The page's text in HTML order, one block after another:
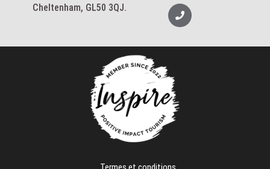
Cheltenham, GL50 3QJ.
m
l
o
p
T
é
l